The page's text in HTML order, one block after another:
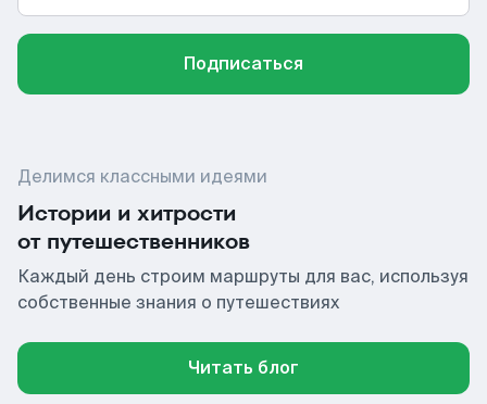
Подписаться
Делимся классными идеями
Истории и хитрости
от путешественников
Каждый день строим маршруты для вас, используя
собственные знания о путешествиях
Читать блог